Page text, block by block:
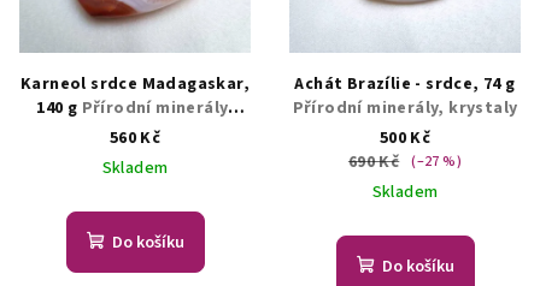
Karneol srdce Madagaskar,
140 g Přírodní minerály,
krystaly
560 Kč
Skladem
Do košíku
Achát Brazílie - srdce, 74 g
Přírodní minerály, krystaly
500 Kč
690 Kč (–27 %)
Skladem
Do košíku